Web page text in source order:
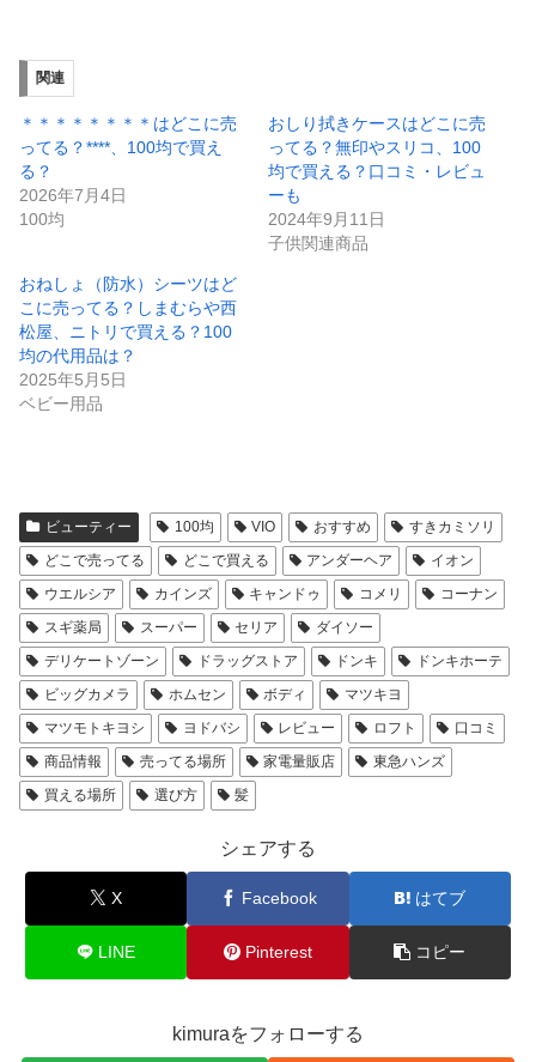
関連
＊＊＊＊＊＊＊＊はどこに売
ってる？****、100均で買え
る？
2026年7月4日
100均
おしり拭きケースはどこに売
ってる？無印やスリコ、100
均で買える？口コミ・レビュ
ーも
2024年9月11日
子供関連商品
おねしょ（防水）シーツはど
こに売ってる？しまむらや西
松屋、ニトリで買える？100
均の代用品は？
2025年5月5日
ベビー用品
ビューティー 100均 VIO おすすめ
すきカミソリ
どこで売ってる
どこで買える アンダーヘア
イオン
ウエルシア
カインズ キャンドゥ コメリ
コーナン
スギ薬局
スーパー セリア
ダイソー
デリケートゾーン
ドラッグストア ドンキ
ドンキホーテ
ビッグカメラ
ホムセン ボディ
マツキヨ
マツモトキヨシ
ヨドバシ レビュー ロフト
口コミ
商品情報
売ってる場所 家電量販店
東急ハンズ
買える場所
選び方 髪
シェアする
X Facebook はてブ
LINE Pinterest コピー
kimuraをフォローする